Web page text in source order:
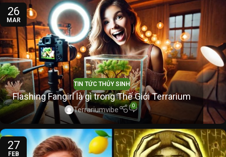
26
MAR
TIN TỨC THỦY SINH
Flashing Fangirl là gì trong Thế Giới Terrarium
Terrariumvibe 0
27
FEB